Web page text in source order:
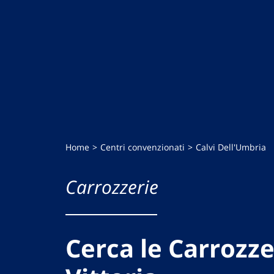
Home Centri convenzionati Calvi Dell'Umbria
Carrozzerie
Cerca le